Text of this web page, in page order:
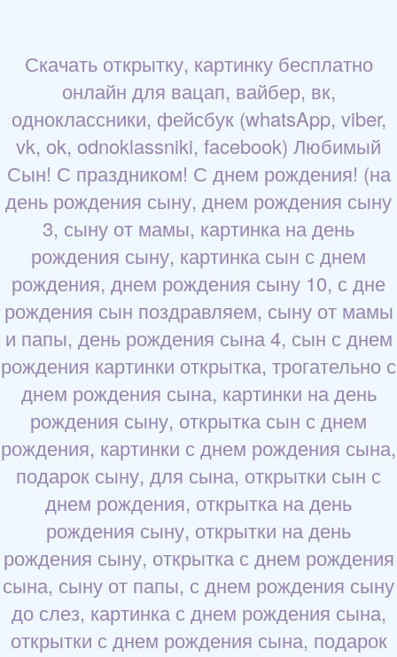
Скачать открытку, картинку бесплатно
онлайн для вацап, вайбер, вк,
одноклассники, фейсбук (whatsApp, viber,
vk, ok, odnoklassniki, facebook) Любимый
Сын! С праздником! С днем рождения! (на
день рождения сыну, днем рождения сыну
3, сыну от мамы, картинка на день
рождения сыну, картинка сын с днем
рождения, днем рождения сыну 10, с дне
рождения сын поздравляем, сыну от мамы
и папы, день рождения сына 4, сын с днем
рождения картинки открытка, трогательно с
днем рождения сына, картинки на день
рождения сыну, открытка сын с днем
рождения, картинки с днем рождения сына,
подарок сыну, для сына, открытки сын с
днем рождения, открытка на день
рождения сыну, открытки на день
рождения сыну, открытка с днем рождения
сына, сыну от папы, с днем рождения сыну
до слез, картинка с днем рождения сына,
открытки с днем рождения сына, подарок